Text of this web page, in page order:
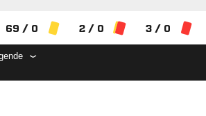
69 / 0 2 / 0 3 / 0